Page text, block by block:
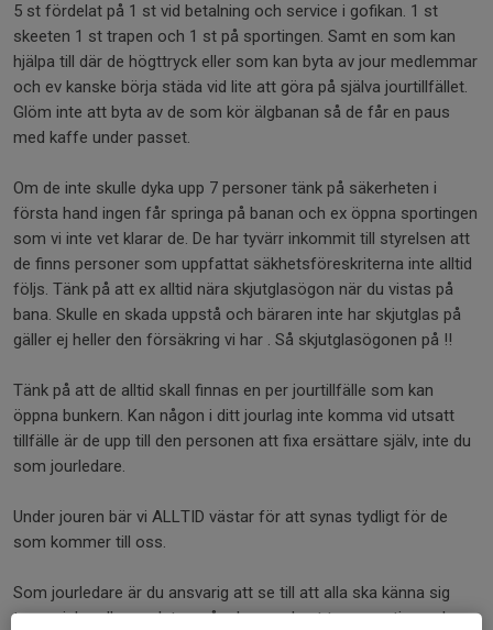
5 st fördelat på 1 st vid betalning och service i gofikan. 1 st
skeeten 1 st trapen och 1 st på sportingen. Samt en som kan
hjälpa till där de högttryck eller som kan byta av jour medlemmar
och ev kanske börja städa vid lite att göra på själva jourtillfället.
Glöm inte att byta av de som kör älgbanan så de får en paus
med kaffe under passet.
Om de inte skulle dyka upp 7 personer tänk på säkerheten i
första hand ingen får springa på banan och ex öppna sportingen
som vi inte vet klarar de. De har tyvärr inkommit till styrelsen att
de finns personer som uppfattat säkhetsföreskriterna inte alltid
följs. Tänk på att ex alltid nära skjutglasögon när du vistas på
bana. Skulle en skada uppstå och bäraren inte har skjutglas på
gäller ej heller den försäkring vi har . Så skjutglasögonen på !!
Tänk på att de alltid skall finnas en per jourtillfälle som kan
öppna bunkern. Kan någon i ditt jourlag inte komma vid utsatt
tillfälle är de upp till den personen att fixa ersättare själv, inte du
som jourledare.
Under jouren bär vi ALLTID västar för att synas tydligt för de
som kommer till oss.
Som jourledare är du ansvarig att se till att alla ska känna sig
trygga i handhavandet av våra banor skeet trap sporting och